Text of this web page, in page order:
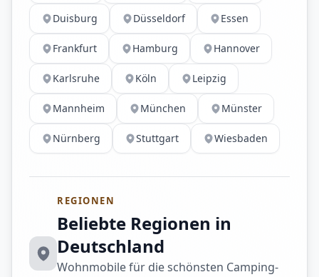
Duisburg Düsseldorf Essen
Frankfurt Hamburg Hannover
Karlsruhe Köln Leipzig
Mannheim München Münster
Nürnberg Stuttgart Wiesbaden
REGIONEN
Beliebte Regionen in
Deutschland
Wohnmobile für die schönsten Camping-